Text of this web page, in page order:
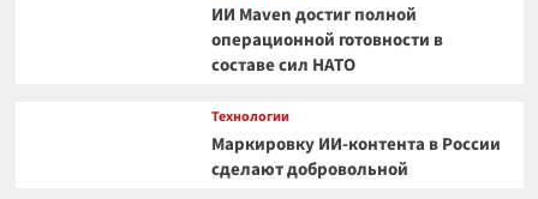
ИИ Maven достиг полной
операционной готовности в
составе сил НАТО
Технологии
Маркировку ИИ-контента в России
сделают добровольной